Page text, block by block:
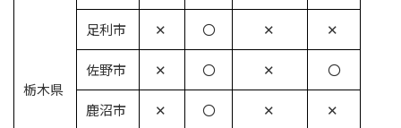
栃木県
足利市 ✕ 〇 ✕ ✕
佐野市 ✕ 〇 ✕ 〇
鹿沼市 ✕ 〇 ✕ ✕